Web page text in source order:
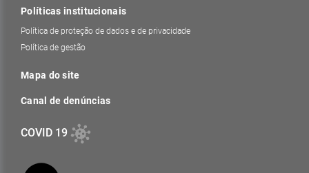
Políticas institucionais
Política de proteção de dados e de privacidade
Política de gestão
Mapa do site
Canal de denúncias
COVID 19